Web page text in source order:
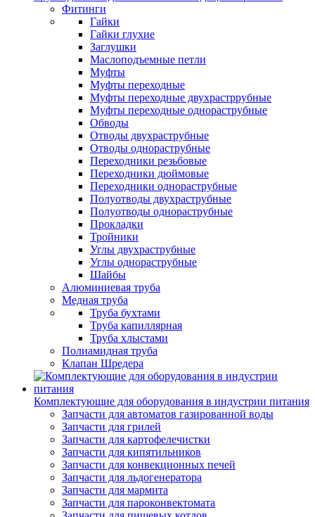
Фитинги
Гайки
Гайки глухие
Заглушки
Маслоподъемные петли
Муфты
Муфты переходные
Муфты переходные двухрастррубные
Муфты переходные однораструбные
Обводы
Отводы двухраструбные
Отводы однораструбные
Переходники резьбовые
Переходники дюймовые
Переходники однораструбные
Полуотводы двухраструбные
Полуотводы однораструбные
Прокладки
Тройники
Углы двухраструбные
Углы однораструбные
Шайбы
Алюминиевая труба
Медная труба
Труба бухтами
Труба капиллярная
Труба хлыстами
Полиамидная труба
Клапан Шредера
Комплектующие для оборудования в индустрии питания
Запчасти для автоматов газированной воды
Запчасти для грилей
Запчасти для картофелечистки
Запчасти для кипятильников
Запчасти для конвекционных печей
Запчасти для льдогенератора
Запчасти для мармита
Запчасти для пароконвектомата